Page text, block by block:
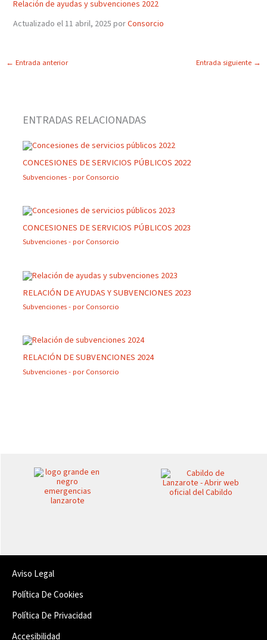
Relación de ayudas y subvenciones 2022
Actualizado el 11 abril, 2025 porConsorcio
← Entrada anterior Entrada siguiente →
ENTRADAS RELACIONADAS
CONCESIONES DE SERVICIOS PÚBLICOS 2022
Subvenciones- por Consorcio
CONCESIONES DE SERVICIOS PÚBLICOS 2023
Subvenciones- por Consorcio
RELACIÓN DE AYUDAS Y SUBVENCIONES 2023
Subvenciones- por Consorcio
RELACIÓN DE SUBVENCIONES 2024
Subvenciones- por Consorcio
Aviso Legal
Política De Cookies
Política De Privacidad
Accesibilidad